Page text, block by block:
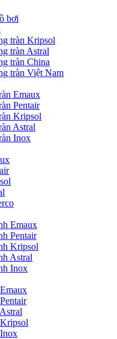
bơi
tràn Kripsol
tràn Astral
tràn China
tràn Việt Nam
Emaux
Pentair
Kripsol
Astral
Inox
Emaux
Pentair
Kripsol
Astral
Inox